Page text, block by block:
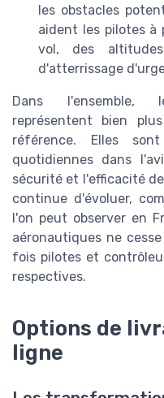
les obstacles
aident les pilotes à
vol, des
d'atterrissage
Dans l'ensemble,
représentent bien
référence. Elles
quotidiennes dans
sécurité et l'efficacité
continue d'évoluer,
l'on peut observer en
aéronautiques ne
fois pilotes et
respectives.
Options de
ligne